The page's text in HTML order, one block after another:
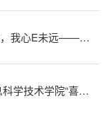
回顾 | 喜迎二十大，云上游燕园，我心E未远——北大信科贺校庆活动圆满举办
【校庆活动预告】5月4日，信息科学技术学院“喜迎二十大，云上游燕园，我心E未远”活动预告